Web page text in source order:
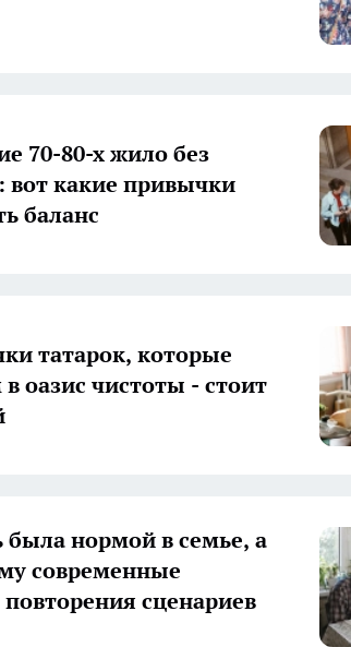
70-80-х жило без
вот какие привычки
баланс
татарок, которые
оазис чистоты - стоит
была нормой в семье, а
современные
сценариев